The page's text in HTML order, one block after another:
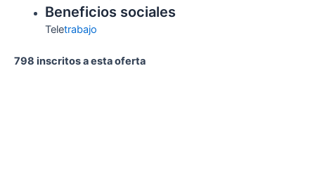
Beneficios sociales
Teletrabajo
798 inscritos a esta oferta